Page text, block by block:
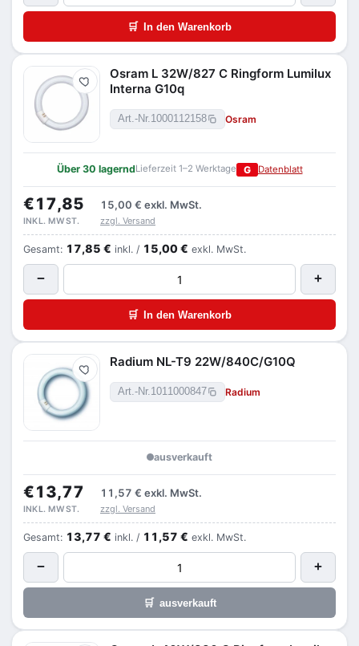
🛒 In den Warenkorb
Merken
Osram L 32W/827 C Ringform Lumilux
Interna G10q
Art.-Nr.1000112158 Osram
Über 30 lagerndLieferzeit 1–2 Werktage G Datenblatt
€17,85 15,00 € exkl. MwSt.
INKL. MWST. zzgl. Versand
Gesamt: 17,85 € inkl. / 15,00 € exkl. MwSt.
− +
🛒 In den Warenkorb
Merken
Radium NL-T9 22W/840C/G10Q
Art.-Nr.1011000847 Radium
ausverkauft
€13,77 11,57 € exkl. MwSt.
INKL. MWST. zzgl. Versand
Gesamt: 13,77 € inkl. / 11,57 € exkl. MwSt.
− +
🛒 ausverkauft